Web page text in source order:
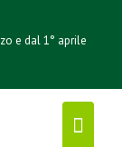
e dal 1° aprile